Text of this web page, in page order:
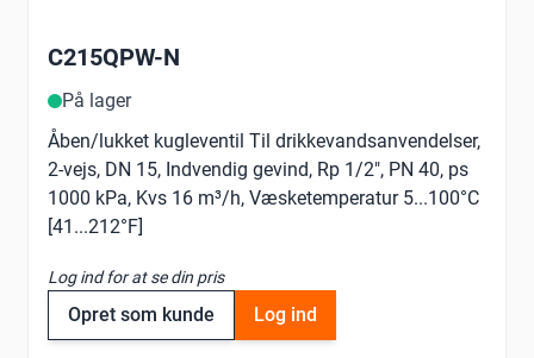
C215QPW-N
På lager
Åben/lukket kugleventil Til drikkevandsanvendelser,
2-vejs, DN 15, Indvendig gevind, Rp 1/2", PN 40, ps
1000 kPa, Kvs 16 m³/h, Væsketemperatur 5...100°C
[41...212°F]
Log ind for at se din pris
Opret som kunde Log ind